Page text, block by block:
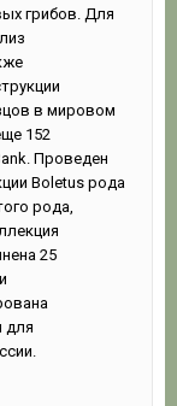
грибов. Для
в мировом
152
Проведен
Boletus рода
рода,
25
для